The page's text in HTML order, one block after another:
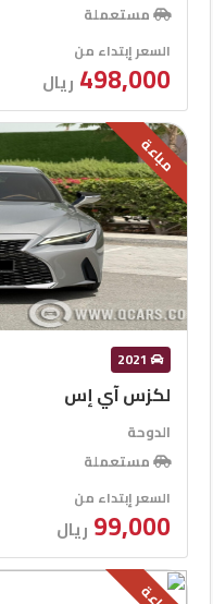
مستعملة
السعر إبتداء من
498,000 ريال
مباعة
2021
لكزس آي إس
الدوحة
مستعملة
السعر إبتداء من
99,000 ريال